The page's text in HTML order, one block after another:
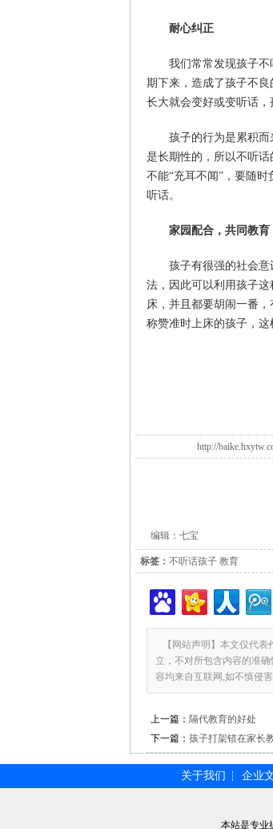
耐心纠正
我们常常发现孩子
期下来，造成了孩子不
长大就会变好或变听话，
孩子的行为是累积
是长期性的，所以不听
不能“充耳不闻”，要随
听话。
家园配合，共同教育
孩子有很强的社会
法，因此可以利用孩子
床，并且都要胡闹一番
称赞准时上床的孩子，这
http://
编辑：七宝
标签： 不听话孩子 教育
【网站声明】本文仅代表
立，不对所包含内容的准
容均来自互联网,如不慎侵
上一篇： 隔代教育的好处
下一篇： 孩子打架错在家长
关于我们 ┆ 企业
本站是专业